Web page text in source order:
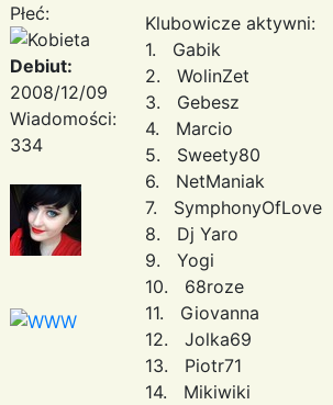
Płeć:
Debiut:
2008/12/09
Wiadomości:
334
Klubowicze aktywni:
1. Gabik
2. WolinZet
3. Gebesz
4. Marcio
5. Sweety80
6. NetManiak
7. SymphonyOfLove
8. Dj Yaro
9. Yogi
10. 68roze
11. Giovanna
12. Jolka69
13. Piotr71
14. Mikiwiki